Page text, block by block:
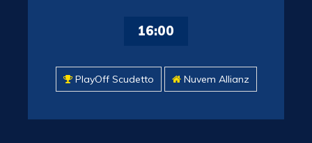
16:00
PlayOff Scudetto Nuvem Allianz